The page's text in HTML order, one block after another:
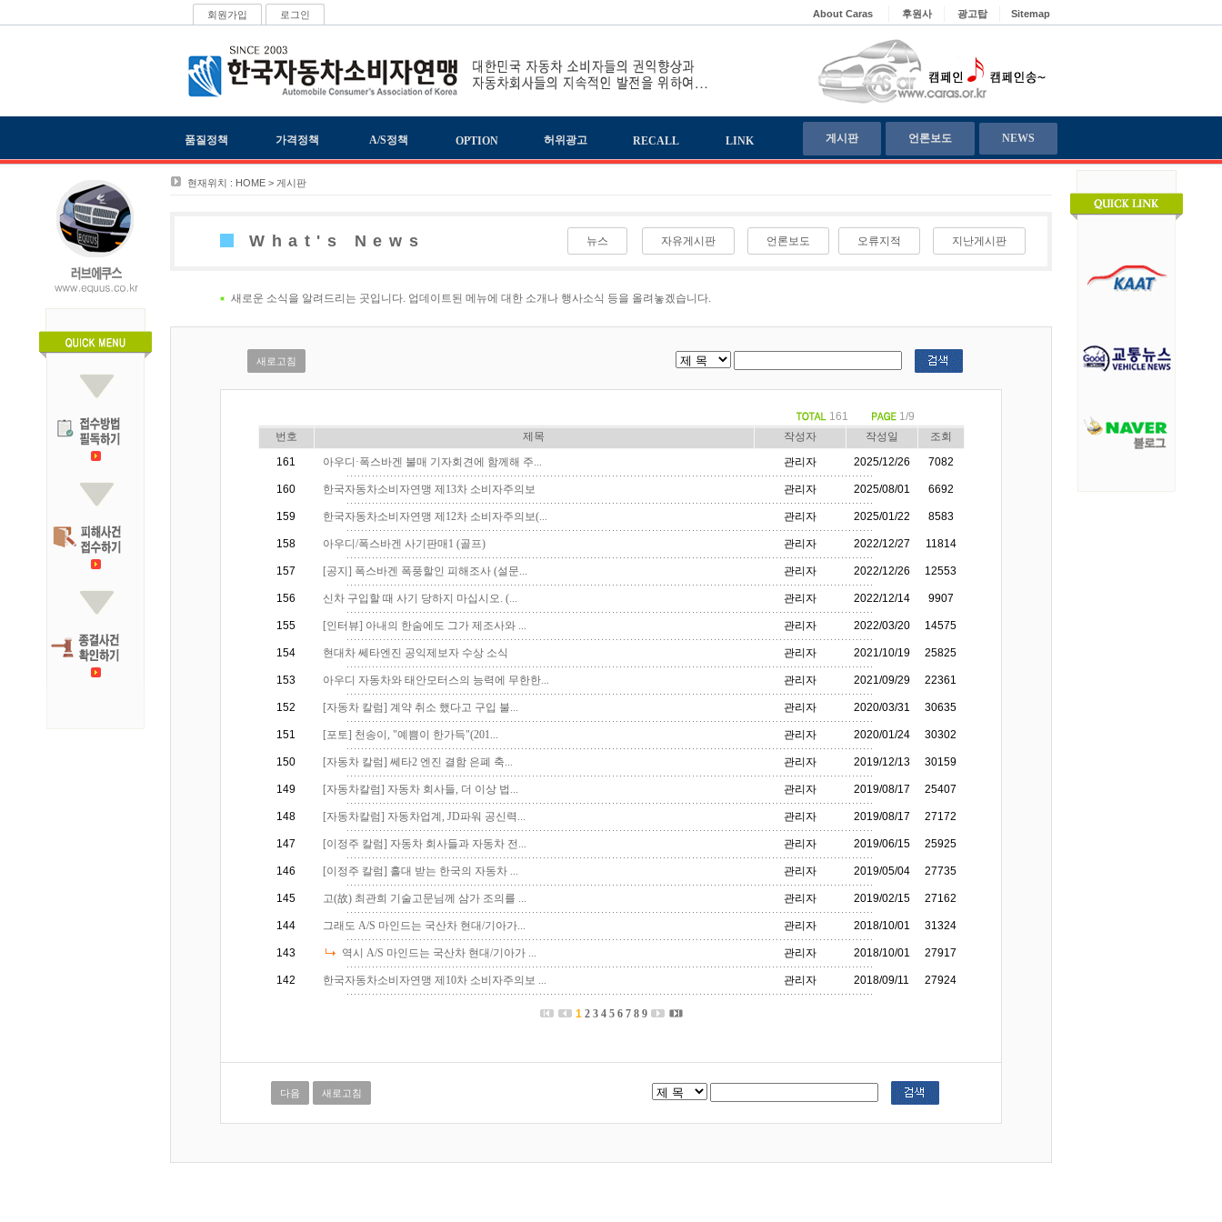
회원가입 로그인 About Caras 후원사 광고탑 Sitemap
품질정책 가격정책 A/S정책 OPTION 허위광고 RECALL LINK 게시판 언론보도 NEWS
현재위치 : HOME > 게시판
What's News 뉴스 자유게시판 언론보도 오류지적 지난게시판
새로운 소식을 알려드리는 곳입니다. 업데이트된 메뉴에 대한 소개나 행사소식 등을 올려놓겠습니다.
새로고침
161
1/9
번호
제목 작성자 작성일
조회
161
아우디·폭스바겐 불매 기자회견에 함께해 주... 관리자 2025/12/26 7082
160 한국자동차소비자연맹 제13차 소비자주의보 관리자 2025/08/01 6692
159 한국자동차소비자연맹 제12차 소비자주의보(... 관리자 2025/01/22 8583
158 아우디/폭스바겐 사기판매1 (골프) 관리자 2022/12/27 11814
157 [공지] 폭스바겐 폭풍할인 피해조사 (설문... 관리자 2022/12/26 12553
156 신차 구입할 때 사기 당하지 마십시오. (... 관리자 2022/12/14 9907
155 [인터뷰] 아내의 한숨에도 그가 제조사와 ... 관리자 2022/03/20 14575
154 현대차 쎄타엔진 공익제보자 수상 소식 관리자 2021/10/19 25825
153 아우디 자동차와 태안모터스의 능력에 무한한... 관리자 2021/09/29 22361
152 [자동차 칼럼] 계약 취소 했다고 구입 불... 관리자 2020/03/31 30635
151 [포토] 천송이, "예쁨이 한가득"(201... 관리자 2020/01/24 30302
150 [자동차 칼럼] 쎄타2 엔진 결함 은폐 축... 관리자 2019/12/13 30159
149 [자동차칼럼] 자동차 회사들, 더 이상 법... 관리자 2019/08/17 25407
148 [자동차칼럼] 자동차업계, JD파워 공신력... 관리자 2019/08/17 27172
147 [이정주 칼럼] 자동차 회사들과 자동차 전... 관리자 2019/06/15 25925
146 [이정주 칼럼] 홀대 받는 한국의 자동차 ... 관리자 2019/05/04 27735
145 고(故) 최관희 기술고문님께 삼가 조의를 ... 관리자 2019/02/15 27162
144 그래도 A/S 마인드는 국산차 현대/기아가... 관리자 2018/10/01 31324
143 역시 A/S 마인드는 국산차 현대/기아가 ... 관리자 2018/10/01 27917
142 한국자동차소비자연맹 제10차 소비자주의보 ... 관리자 2018/09/11 27924
1 2 3 4 5 6 7 8 9
다음 새로고침